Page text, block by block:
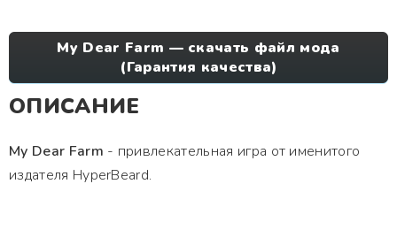
My Dear Farm — скачать файл мода
(Гарантия качества)
ОПИСАНИЕ
My Dear Farm - привлекательная игра от именитого
издателя HyperBeard.